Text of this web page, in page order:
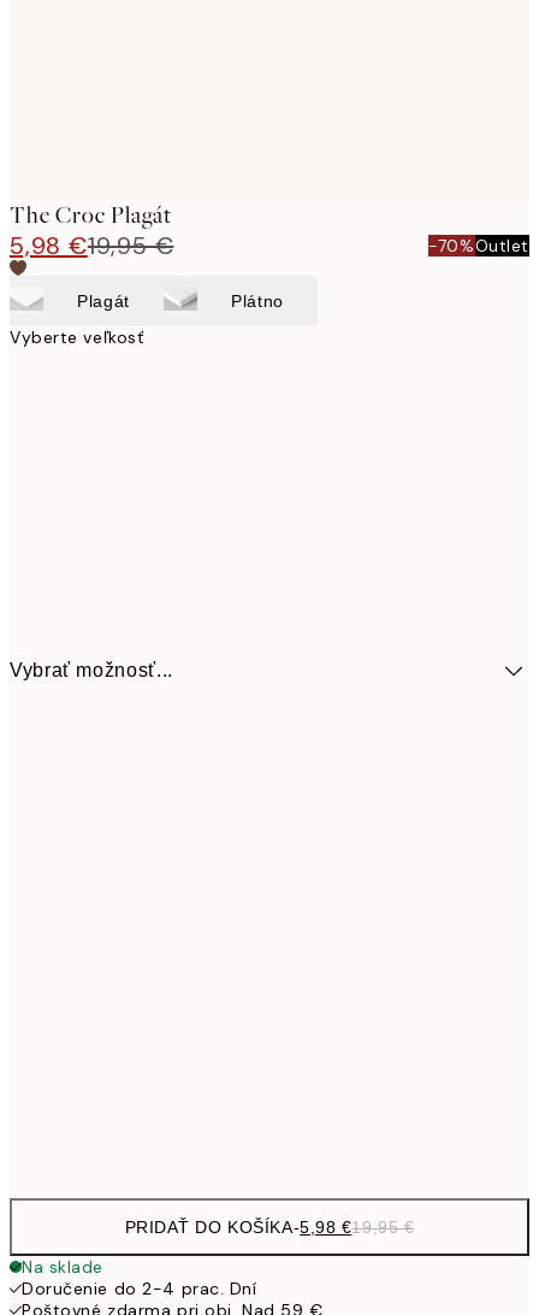
The Croc Plagát
5,98 €19,95 € -70%Outlet
Plagát Plátno
Vyberte veľkosť
Vybrať možnosť...
PRIDAŤ DO KOŠÍKA-5,98 €19,95 €
Na sklade
Doručenie do 2-4 prac. Dní
Poštovné zdarma pri obj. Nad 59 €